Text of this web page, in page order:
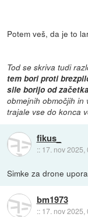
Potem veš, da je to
Tod se skriva tudi
tem bori proti
sile borijo od
obmejnih območjih
trajale vse do konca
fikus_
:: 17. nov 2025,
Simke za drone
bm1973
:: 17. nov 2025,